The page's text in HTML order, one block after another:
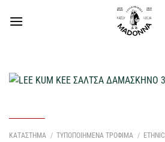
στο
ΚΑΤΑΣΤΗΜΑ / ΤΥΠΟΠΟΙΗΜΕΝΑ ΤΡΟΦΙΜΑ / ETHNIC